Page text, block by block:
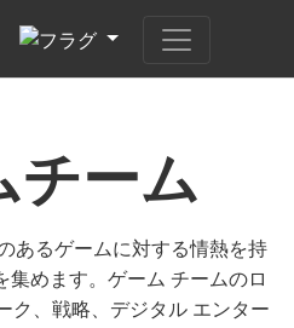
チーム
あるゲームに対する情熱を持
集めます。ゲーム チームのロ
ク、戦略、デジタル エンター